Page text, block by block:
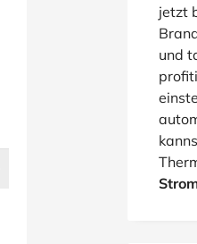
jetzt
und